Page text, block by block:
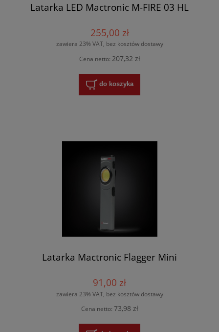
Latarka LED Mactronic M-FIRE 03 HL
255,00 zł
zawiera 23% VAT, bez kosztów dostawy
Cena netto: 207,32 zł
do koszyka
Latarka Mactronic Flagger Mini
91,00 zł
zawiera 23% VAT, bez kosztów dostawy
Cena netto: 73,98 zł